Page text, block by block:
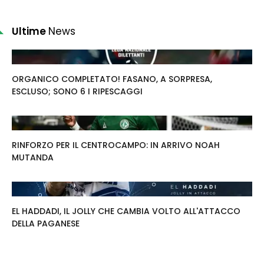
Ultime News
ORGANICO COMPLETATO! FASANO, A SORPRESA,
ESCLUSO; SONO 6 I RIPESCAGGI
RINFORZO PER IL CENTROCAMPO: IN ARRIVO NOAH
MUTANDA
EL HADDADI, IL JOLLY CHE CAMBIA VOLTO ALL'ATTACCO
DELLA PAGANESE